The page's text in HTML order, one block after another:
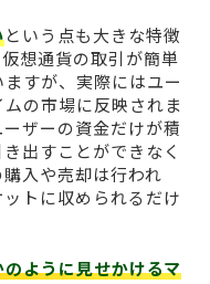
という点も大きな特徴
想通貨の取引が簡単
すが、実際にはユー
の市場に反映されま
ザーの資金だけが積
出すことができなく
入や売却は行われ
トに収められるだけ
ように見せかけるマ